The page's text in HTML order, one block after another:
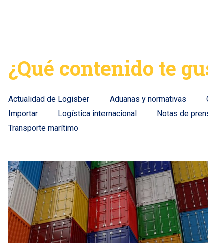
¿Qué contenido te
Actualidad de Logisber Aduanas y normativas
Importar
Logística internacional Notas de
Transporte marítimo